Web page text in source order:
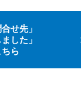
せ先」
した」
ら